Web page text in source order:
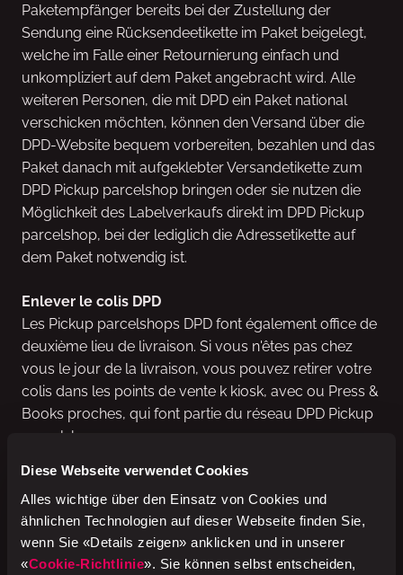
Diese Webseite verwendet Cookies
Alles wichtige über den Einsatz von Cookies und
ähnlichen Technologien auf dieser Webseite finden Sie,
wenn Sie «Details zeigen» anklicken und in unserer
«Cookie-Richtlinie». Sie können selbst entscheiden,
Paketempfänger bereits bei der Zustellung der
Sendung eine Rücksendeetikette im Paket beigelegt,
welche im Falle einer Retournierung einfach und
unkompliziert auf dem Paket angebracht wird. Alle
weiteren Personen, die mit DPD ein Paket national
verschicken möchten, können den Versand über die
DPD-Website bequem vorbereiten, bezahlen und das
Paket danach mit aufgeklebter Versandetikette zum
DPD Pickup parcelshop bringen oder sie nutzen die
Möglichkeit des Labelverkaufs direkt im DPD Pickup
parcelshop, bei der lediglich die Adressetikette auf
dem Paket notwendig ist.
Enlever le colis DPD
Les Pickup parcelshops DPD font également office de
deuxième lieu de livraison. Si vous n'êtes pas chez
vous le jour de la livraison, vous pouvez retirer votre
colis dans les points de vente k kiosk, avec ou Press &
Books proches, qui font partie du réseau DPD Pickup
parcelshops.
DPD Pickup parcelshops - Bequeme Abgabe und
Abholung in deiner Nähe mit DPD Pickup
parcelshops